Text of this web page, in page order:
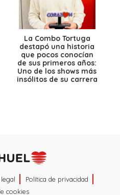
La Combo Tortuga
destapó una historia
que pocos conocían
de sus primeros años:
Uno de los shows más
insólitos de su carrera
Política de privacidad
cookies